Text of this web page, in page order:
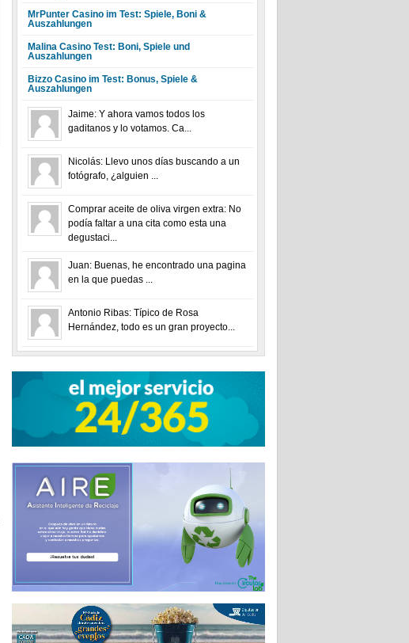
MrPunter Casino im Test: Spiele, Boni &
Auszahlungen
Malina Casino Test: Boni, Spiele und
Auszahlungen
Bizzo Casino im Test: Bonus, Spiele &
Auszahlungen
Jaime: Y ahora vamos todos los
gaditanos y lo votamos. Ca...
Nicolás: Llevo unos días buscando a un
fotógrafo, ¿alguien ...
Comprar aceite de oliva virgen extra: No
podía faltar a una cita como esta una
degustaci...
Juan: Buenas, he encontrado una pagina
en la que puedas ...
Antonio Ribas: Típico de Rosa
Hernández, todo es un gran proyecto...